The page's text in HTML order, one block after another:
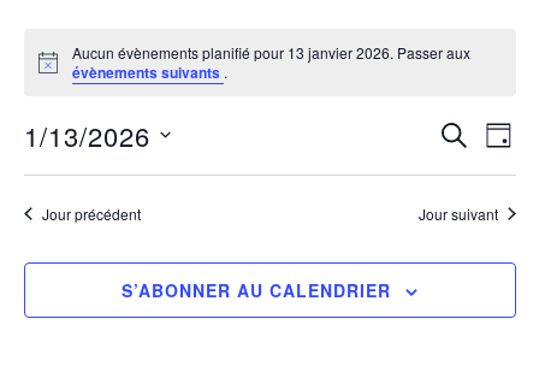
Aucun évènements planifié pour 13 janvier 2026. Passer aux
évènements suivants .
et
de
JOUR
1/13/2026
Sélectionnez
uneJour précédent Jour suivant
S’ABONNER AU CALENDRIER